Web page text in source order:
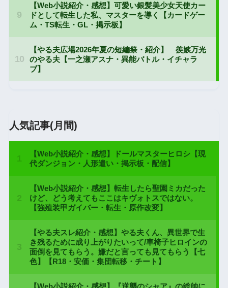
人気記事(月間)